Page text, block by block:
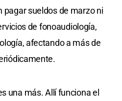
pagar sueldos de marzo ni
de fonoaudiología,
afectando a más de
una más. Allí funciona el